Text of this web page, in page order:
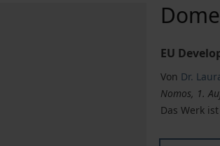
EU
Von Dr.
Nomos, 1.
Das Werk